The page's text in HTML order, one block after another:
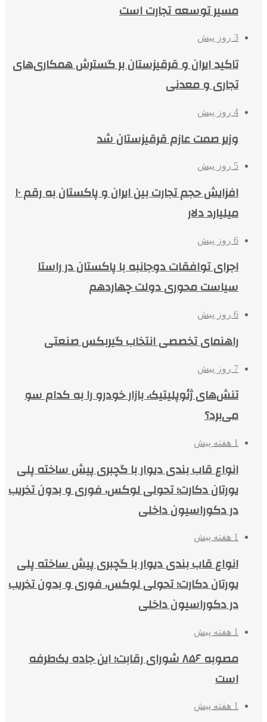
مسیر توسعه تجارت است
3 روز پیش
تاکید ایران و قرقیزستان بر گسترش همکاری‌های
تجاری و معدنی
4 روز پیش
وزیر صمت عازم قرقیزستان شد
5 روز پیش
افزایش حجم تجارت بین ایران و پاکستان به رقم ۱۰
میلیارد دلار
6 روز پیش
اجرای توافقات دوجانبه با پاکستان در راستا
سیاست محوری دولت چهاردهم
6 روز پیش
راهنمای تخصصی انتخاب گیربکس صنعتی
7 روز پیش
تنش‌های ژئوپلیتیک، بازار خودرو را به کدام سو
می‌برد؟
1 هفته پیش
انواع قاب بندی دیوار با گچبری پیش ساخته پلی
یورتان دکارت؛ تحولی لوکس، فوری و بدون تخریب
در دکوراسیون داخلی
1 هفته پیش
انواع قاب بندی دیوار با گچبری پیش ساخته پلی
یورتان دکارت؛ تحولی لوکس، فوری و بدون تخریب
در دکوراسیون داخلی
1 هفته پیش
مصوبه ۸۵۶ شورای رقابت؛ این جاده یک‌طرفه
است
1 هفته پیش